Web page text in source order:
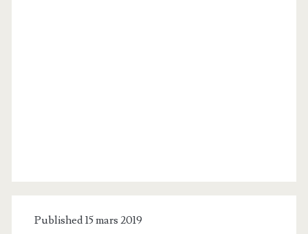
Published 15 mars 2019